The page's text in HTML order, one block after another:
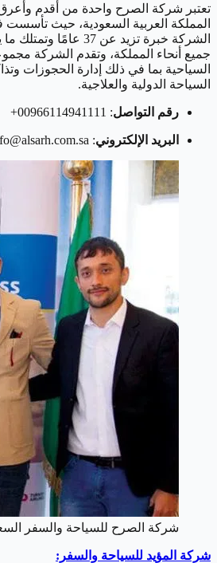
تعتبر شركة الصرح واحدة من أقدم
جميع أنحاء المملكة، وتقدم الشركة
السياحية بما في ذلك إدارة الحجوزات
السياحة الدولية والعلاجية.
رقم التواصل: 00966114941111+
البريد الإلكتروني: info@alsarh.com.sa
شركة الصرح للسياحة والسفر
شركة المؤيد للسياحة والسفر: